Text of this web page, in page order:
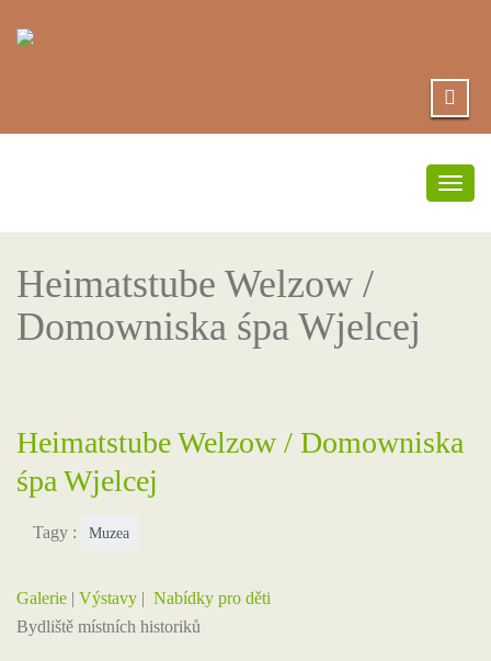
Heimatstube Welzow /
Domowniska śpa Wjelcej
Heimatstube Welzow / Domowniska
śpa Wjelcej
Tagy : Muzea
Galerie | Výstavy | Nabídky pro děti
Bydliště místních historiků